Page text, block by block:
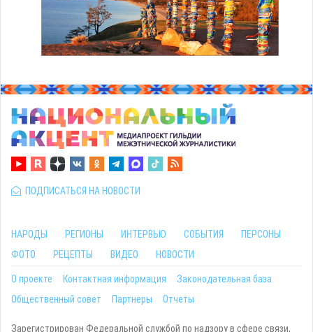
ПОДПИСАТЬСЯ НА НОВОСТИ
НАРОДЫ РЕГИОНЫ ИНТЕРВЬЮ СОБЫТИЯ
ПЕРСОНЫ
ФОТО
РЕЦЕПТЫ ВИДЕО НОВОСТИ
О проекте Контактная информация
Законодательная база
Общественный совет
Партнеры Отчеты
Зарегистрирован Федеральной службой по надзору в сфере связи,